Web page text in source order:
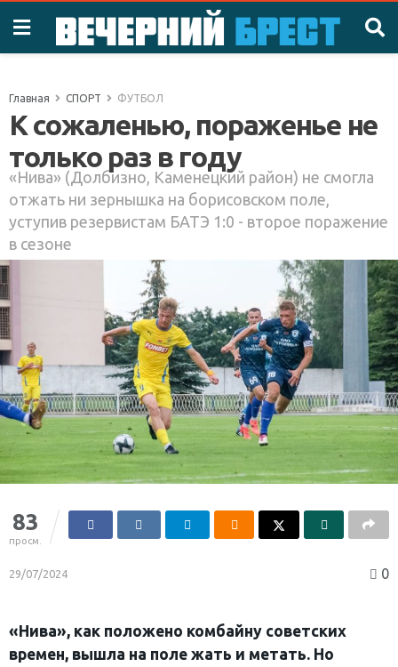
Главная СПОРТ ФУТБОЛ
К сожаленью, пораженье не
только раз в году
«Нива» (Долбизно, Каменецкий район) не смогла
отжать ни зернышка на борисовском поле,
уступив резервистам БАТЭ 1:0 - второе поражение
в сезоне
83
просм.
29/07/2024 0
«Нива», как положено комбайну советских
времен, вышла на поле жать и метать. Но